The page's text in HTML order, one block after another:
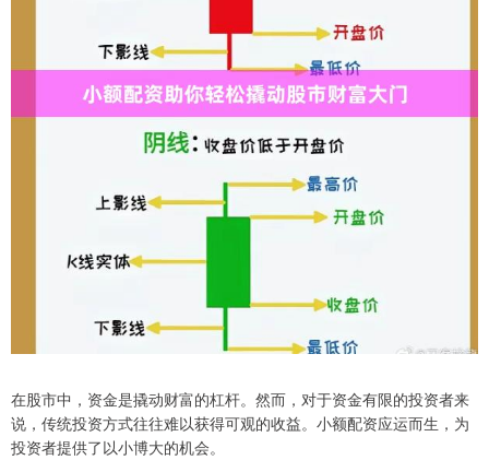
在股市中，资金是撬动财富的杠杆。然而，对于资金有限的投资者来
说，传统投资方式往往难以获得可观的收益。小额配资应运而生，为
投资者提供了以小博大的机会。